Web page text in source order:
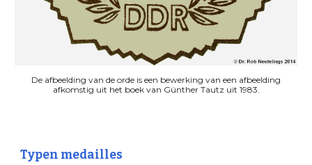
De afbeelding van de orde is een bewerking van een afbeelding
afkomstig uit het boek van Günther Tautz uit 1983.
Typen medailles